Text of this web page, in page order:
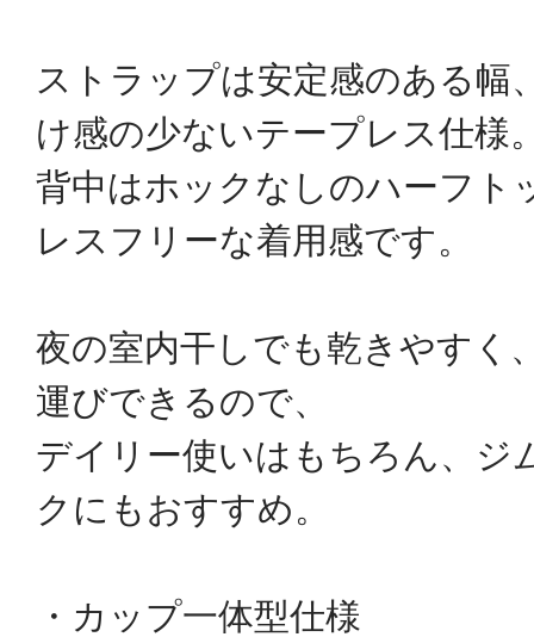
ストラップは安定感のある幅
け感の少ないテープレス仕様
背中はホックなしのハーフト
レスフリーな着用感です。
夜の室内干しでも乾きやすく
運びできるので、
デイリー使いはもちろん、ジ
クにもおすすめ。
・カップ一体型仕様